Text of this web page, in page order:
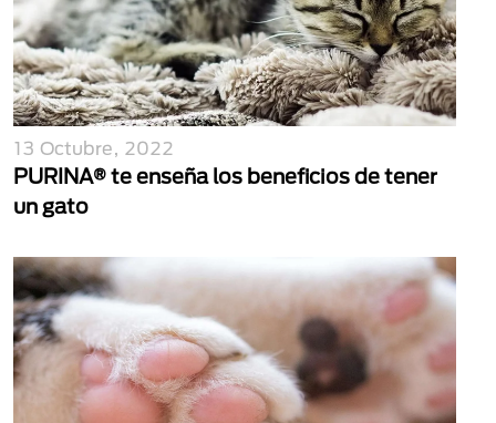
13 Octubre, 2022
PURINA® te enseña los beneficios de tener
un gato